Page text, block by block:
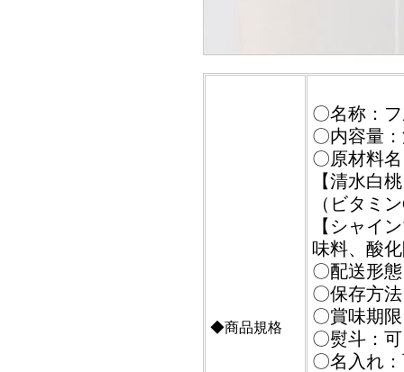
◆商品規格
〇名称：
〇内容量
〇原材料名
【清水白
（ビタミ
【シャイ
味料、酸
〇配送形
〇保存方
〇賞味期
〇熨斗：可
〇名入れ